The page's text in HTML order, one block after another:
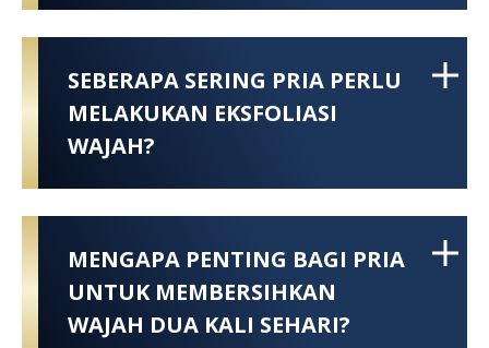
SEBERAPA SERING PRIA PERLU
MELAKUKAN EKSFOLIASI
WAJAH?
MENGAPA PENTING BAGI PRIA
UNTUK MEMBERSIHKAN
WAJAH DUA KALI SEHARI?